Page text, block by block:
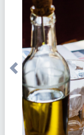
Previous